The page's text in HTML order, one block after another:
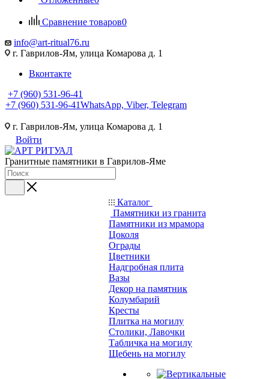
Сравнение товаров0
info@art-ritual76.ru
г. Гаврилов-Ям, улица Комарова д. 1
Вконтакте
+7 (960) 531-96-41
+7 (960) 531-96-41WhatsApp, Viber, Telegram
г. Гаврилов-Ям, улица Комарова д. 1
Войти
Гранитные памятники в Гаврилов-Яме
Каталог
Памятники из гранита
Памятники из мрамора
Цоколя
Ограды
Цветники
Надгробная плита
Вазы
Декор на памятник
Колумбарий
Кресты
Плитка на могилу
Столики, Лавочки
Табличка на могилу
Щебень на могилу